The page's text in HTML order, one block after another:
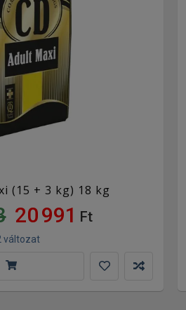
(15 + 3 kg) 18 kg
20 991 Ft
változat